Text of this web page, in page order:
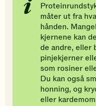
måter ut fra
hånden.
kjernene kan
de andre, eller
pinjekjerner
som rosiner
Du kan også
honning, og
eller